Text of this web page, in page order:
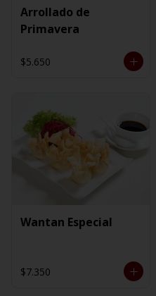
Arrollado de
Primavera
$5.650
Wantan Especial
$7.350